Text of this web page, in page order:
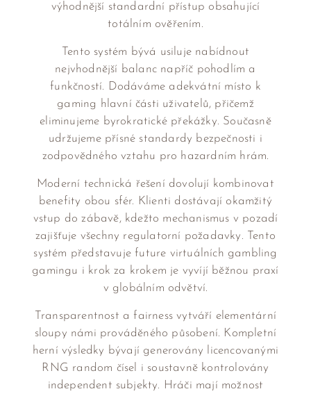
výhodnější standardní přístup obsahující
totálním ověřením.
Tento systém bývá usiluje nabídnout
nejvhodnější balanc napříč pohodlím a
funkčností. Dodáváme adekvátní místo k
gaming hlavní části uživatelů, přičemž
eliminujeme byrokratické překážky. Současně
udržujeme přísné standardy bezpečnosti i
zodpovědného vztahu pro hazardním hrám.
Moderní technická řešení dovolují kombinovat
benefity obou sfér. Klienti dostávají okamžitý
vstup do zábavě, kdežto mechanismus v pozadí
zajišťuje všechny regulatorní požadavky. Tento
systém představuje future virtuálních gambling
gamingu i krok za krokem je vyvíjí běžnou praxí
v globálním odvětví.
Transparentnost a fairness vytváří elementární
sloupy námi prováděného působení. Kompletní
herní výsledky bývají generovány licencovanými
RNG random čísel i soustavně kontrolovány
independent subjekty. Hráči mají možnost